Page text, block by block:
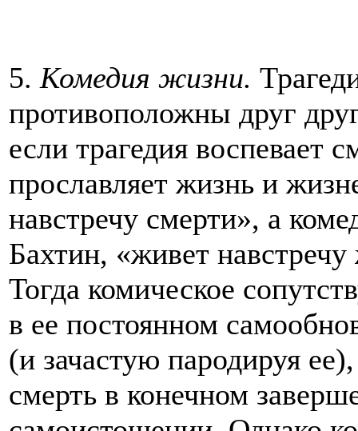
5.Комедия жизни.
противоположны друг
если трагедия воспевает
прославляет жизнь и
навстречу смерти», а
Бахтин, «живет
Тогда комическое
в ее постоянном
(и зачастую пародируя
смерть в конечном